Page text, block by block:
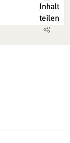
Inhalt
teilen